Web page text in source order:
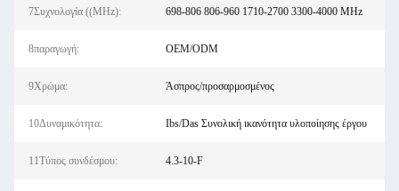
7Συχνολογία ((MHz): 698-806 806-960 1710-2700 3300-4000 MHz
8παραγωγή: OEM/ODM
9Χρώμα: Άσπρος/προσαρμοσμένος
10Δυναμικότητα: Ibs/Das Συνολική ικανότητα υλοποίησης έργου
11Τύπος συνδέσμου: 4.3-10-F